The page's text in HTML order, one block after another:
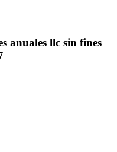
anuales llc sin fines